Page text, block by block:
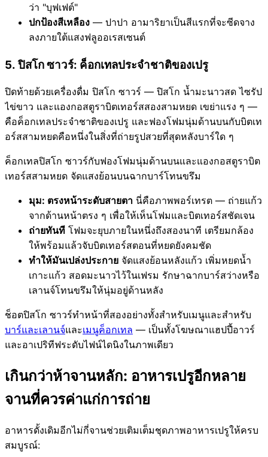
ว่า "บุฟเฟต์"
ปกป้องสีเหลือง — ปาปา อามาริยาเป็นสีแรกที่จะซีดจาง
ลงภายใต้แสงฟลูออเรสเซนต์
5. ปิสโก ซาวร์: ค็อกเทลประจำชาติของเปรู
ปิดท้ายด้วยเครื่องดื่ม ปิสโก ซาวร์ — ปิสโก น้ำมะนาวสด ไซรัป
ไข่ขาว และแองกอสตูราบิตเทอร์สสองสามหยด เขย่าแรง ๆ —
คือค็อกเทลประจำชาติของเปรู และฟองโฟมนุ่มด้านบนกับบิตเท
อร์สสามหยดคือหนึ่งในสิ่งที่ถ่ายรูปสวยที่สุดหลังบาร์ใด ๆ
ค็อกเทลปิสโก ซาวร์กับฟองโฟมนุ่มด้านบนและแองกอสตูราบิต
เทอร์สสามหยด จัดแสงย้อนบนฉากบาร์โทนขรึม
มุม: ตรงหน้าระดับสายตา นี่คือภาพพอร์เทรต — ถ่ายแก้ว
จากด้านหน้าตรง ๆ เพื่อให้เห็นโฟมและบิตเทอร์สชัดเจน
ถ่ายทันที โฟมจะยุบภายในหนึ่งถึงสองนาที เตรียมกล้อง
ให้พร้อมแล้วจับบิตเทอร์สตอนที่หยดยังคมชัด
ทำให้มันเปล่งประกาย จัดแสงย้อนหลังแก้ว เพิ่มหยดน้ำ
เกาะแก้ว สอดมะนาวไว้ในเฟรม รักษาฉากบาร์สว่างหรือ
เลานจ์โทนขรึมให้นุ่มอยู่ด้านหลัง
ช็อตปิสโก ซาวร์ทำหน้าที่สองอย่างทั้งสำหรับเมนูและสำหรับ
บาร์และเลานจ์และเมนูค็อกเทล — เป็นทั้งโฆษณาแฮปปี้อาวร์
และอาเปริทีฟระดับไฟน์ไดนิงในภาพเดียว
เกินกว่าห้าจานหลัก: อาหารเปรูอีกหลาย
จานที่ควรค่าแก่การถ่าย
อาหารดั้งเดิมอีกไม่กี่จานช่วยเติมเต็มชุดภาพอาหารเปรูให้ครบ
สมบูรณ์: